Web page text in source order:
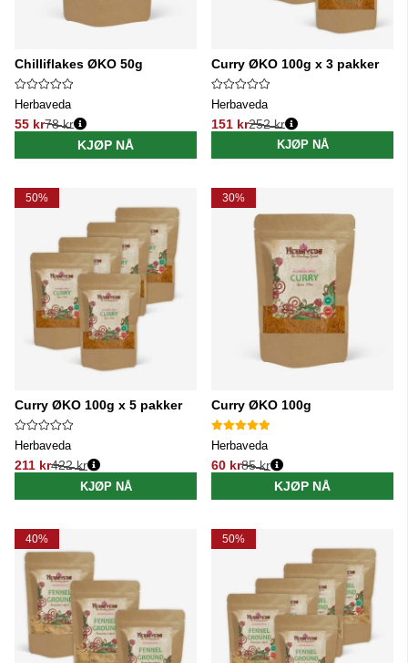
Chilliflakes ØKO 50g
Herbaveda
55 kr
Vanlig pris:
78 kr
KJØP NÅ
Curry ØKO 100g x 3 pakker
Herbaveda
151 kr
Vanlig pris:
252 kr
KJØP NÅ
50%
Curry ØKO 100g x 5 pakker
Herbaveda
211 kr
Vanlig pris:
422 kr
KJØP NÅ
30%
Curry ØKO 100g
Herbaveda
60 kr
Vanlig pris:
85 kr
KJØP NÅ
40% 50%